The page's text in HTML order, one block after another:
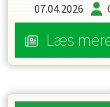
07.04.2026
Læs